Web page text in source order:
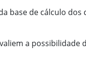
de cálculo dos
a possibilidade